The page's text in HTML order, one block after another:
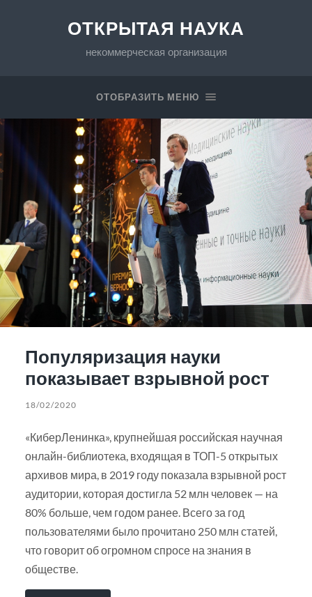
ОТКРЫТАЯ НАУКА
некоммерческая организация
ОТОБРАЗИТЬ МЕНЮ
Популяризация науки
показывает взрывной рост
18/02/2020
«КиберЛенинка», крупнейшая российская научная
онлайн-библиотека, входящая в ТОП-5 открытых
архивов мира, в 2019 году показала взрывной рост
аудитории, которая достигла 52 млн человек — на
80% больше, чем годом ранее. Всего за год
пользователями было прочитано 250 млн статей,
что говорит об огромном спросе на знания в
обществе.